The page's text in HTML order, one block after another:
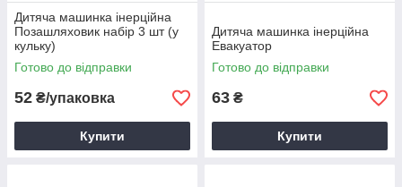
Дитяча машинка інерційна
Позашляховик набір 3 шт (у
кульку)
Готово до відправки
52 ₴/упаковка
Купити
Дитяча машинка інерційна
Евакуатор
Готово до відправки
63 ₴
Купити